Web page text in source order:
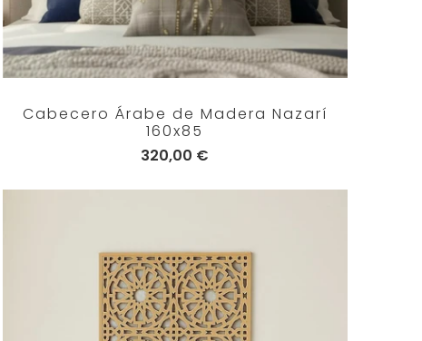
Cabecero Árabe de Madera Nazarí
160x85
320,00 €